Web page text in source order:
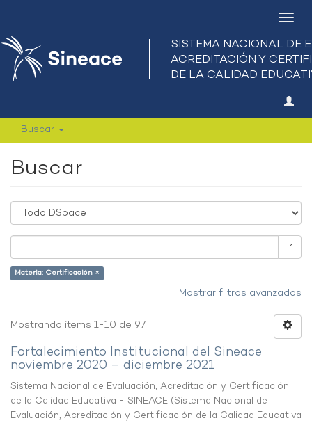
Buscar
Buscar
Ir
Materia: Certificación ×
Mostrar filtros avanzados
Mostrando ítems 1-10 de 97
Fortalecimiento Institucional del Sineace
noviembre 2020 – diciembre 2021
Sistema Nacional de Evaluación, Acreditación y Certificación
de la Calidad Educativa - SINEACE (Sistema Nacional de
Evaluación, Acreditación y Certificación de la Calidad Educativa